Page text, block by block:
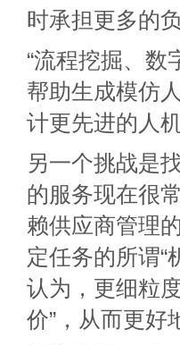
时承担更多的负
“流程挖掘、数
帮助生成模仿
计更先进的人
另一个挑战是
的服务现在很
赖供应商管理
定任务的所谓“
认为，更细粒
价”，从而更好